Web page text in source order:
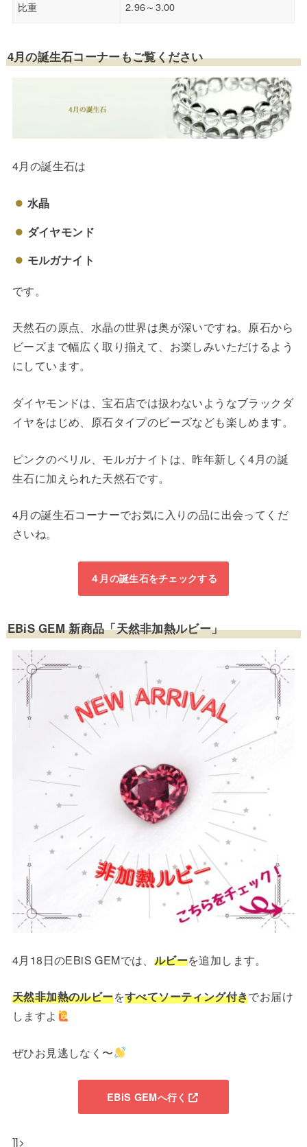
比重 2.96～3.00
4月の誕生石コーナーもご覧ください
4月の誕生石は
水晶
ダイヤモンド
モルガナイト
です。
天然石の原点、水晶の世界は奥が深いですね。原石から
ビーズまで幅広く取り揃えて、お楽しみいただけるよう
にしています。
ダイヤモンドは、宝石店では扱わないようなブラックダ
イヤをはじめ、原石タイプのビーズなども楽しめます。
ピンクのベリル、モルガナイトは、昨年新しく4月の誕
生石に加えられた天然石です。
4月の誕生石コーナーでお気に入りの品に出会ってくだ
さいね。
４月の誕生石をチェックする
EBiS GEM 新商品「天然非加熱ルビー」
4月18日のEBiS GEMでは、 ルビーを追加します。
天然非加熱のルビーをすべてソーティング付きでお届け
しますよ
ぜひお見逃しなく〜
EBiS GEMへ行く
]]>